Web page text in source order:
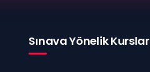
Sınava Yönelik Kurslar